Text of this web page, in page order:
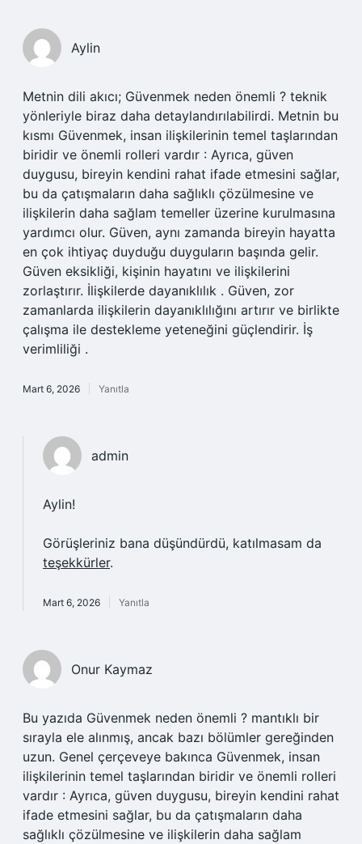
Aylin
Metnin dili akıcı; Güvenmek neden önemli ? teknik
yönleriyle biraz daha detaylandırılabilirdi. Metnin bu
kısmı Güvenmek, insan ilişkilerinin temel taşlarından
biridir ve önemli rolleri vardır : Ayrıca, güven
duygusu, bireyin kendini rahat ifade etmesini sağlar,
bu da çatışmaların daha sağlıklı çözülmesine ve
ilişkilerin daha sağlam temeller üzerine kurulmasına
yardımcı olur. Güven, aynı zamanda bireyin hayatta
en çok ihtiyaç duyduğu duyguların başında gelir.
Güven eksikliği, kişinin hayatını ve ilişkilerini
zorlaştırır. İlişkilerde dayanıklılık . Güven, zor
zamanlarda ilişkilerin dayanıklılığını artırır ve birlikte
çalışma ile destekleme yeteneğini güçlendirir. İş
verimliliği .
Mart 6, 2026 Yanıtla
admin
Aylin!
Görüşleriniz bana düşündürdü, katılmasam da
teşekkürler.
Mart 6, 2026 Yanıtla
Onur Kaymaz
Bu yazıda Güvenmek neden önemli ? mantıklı bir
sırayla ele alınmış, ancak bazı bölümler gereğinden
uzun. Genel çerçeveye bakınca Güvenmek, insan
ilişkilerinin temel taşlarından biridir ve önemli rolleri
vardır : Ayrıca, güven duygusu, bireyin kendini rahat
ifade etmesini sağlar, bu da çatışmaların daha
sağlıklı çözülmesine ve ilişkilerin daha sağlam